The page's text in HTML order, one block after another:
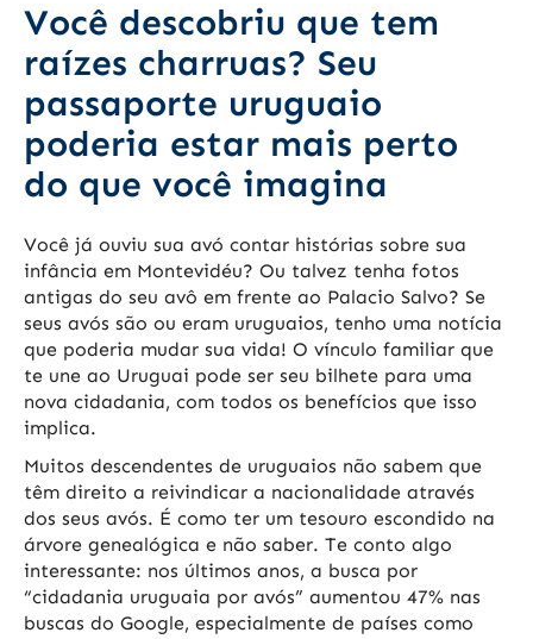
Você descobriu que tem
raízes charruas? Seu
passaporte uruguaio
poderia estar mais perto
do que você imagina
Você já ouviu sua avó contar histórias sobre sua
infância em Montevidéu? Ou talvez tenha fotos
antigas do seu avô em frente ao Palacio Salvo? Se
seus avós são ou eram uruguaios, tenho uma notícia
que poderia mudar sua vida! O vínculo familiar que
te une ao Uruguai pode ser seu bilhete para uma
nova cidadania, com todos os benefícios que isso
implica.
Muitos descendentes de uruguaios não sabem que
têm direito a reivindicar a nacionalidade através
dos seus avós. É como ter um tesouro escondido na
árvore genealógica e não saber. Te conto algo
interessante: nos últimos anos, a busca por
“cidadania uruguaia por avós” aumentou 47% nas
buscas do Google, especialmente de países como